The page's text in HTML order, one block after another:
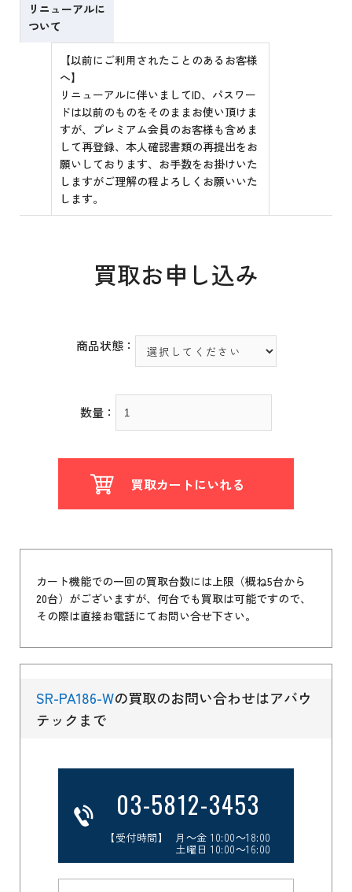
リニューアルに
ついて
【以前にご利用されたことのあるお客様
へ】
リニューアルに伴いましてID、パスワー
ドは以前のものをそのままお使い頂けま
すが、プレミアム会員のお客様も含めま
して再登録、本人確認書類の再提出をお
願いしております、お手数をお掛けいた
しますがご理解の程よろしくお願いいた
します。
買取お申し込み
商品状態：
数量：
買取カートにいれる
カート機能での一回の買取台数には上限（概ね5台から
20台）がございますが、何台でも買取は可能ですので、
その際は直接お電話にてお問い合せ下さい。
SR-PA186-Wの買取のお問い合わせはアバウ
テックまで
03-5812-3453
【受付時間】 月～金 10:00～18:00
土曜日 10:00～16:00